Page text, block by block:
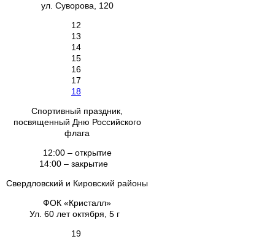
ул. Суворова, 120
12
13
14
15
16
17
18
Спортивный праздник,
посвященный Дню Российского
флага
12:00 – открытие
14:00 – закрытие
Свердловский и Кировский районы
ФОК «Кристалл»
Ул. 60 лет октября, 5 г
19